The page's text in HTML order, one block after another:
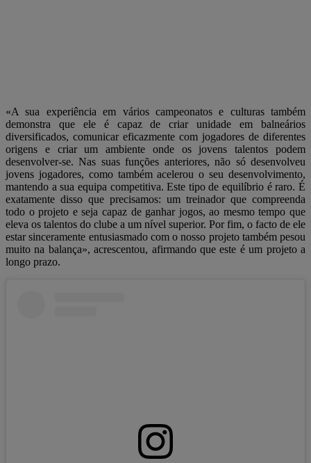
«A sua experiência em vários campeonatos e culturas também
demonstra que ele é capaz de criar unidade em balneários
diversificados, comunicar eficazmente com jogadores de diferentes
origens e criar um ambiente onde os jovens talentos podem
desenvolver-se. Nas suas funções anteriores, não só desenvolveu
jovens jogadores, como também acelerou o seu desenvolvimento,
mantendo a sua equipa competitiva. Este tipo de equilíbrio é raro. É
exatamente disso que precisamos: um treinador que compreenda
todo o projeto e seja capaz de ganhar jogos, ao mesmo tempo que
eleva os talentos do clube a um nível superior. Por fim, o facto de ele
estar sinceramente entusiasmado com o nosso projeto também pesou
muito na balança», acrescentou, afirmando que este é um projeto a
longo prazo.